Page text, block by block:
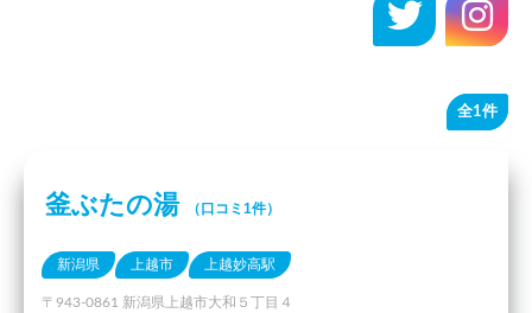
全1件
釜ぶたの湯 （口コミ1件）
新潟県 上越市 上越妙高駅
〒943-0861 新潟県上越市大和５丁目４